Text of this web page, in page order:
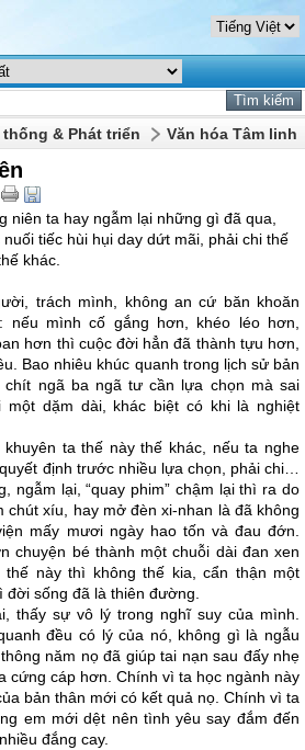
thống & Phát triển Văn hóa Tâm linh
niên ta hay ngẫm lại những gì đã qua,
nuối tiếc hùi hụi day dứt mãi, phải chi thế
khác.
trách mình, không an cứ băn khoăn
nếu mình cố gắng hơn, khéo léo hơn,
hơn thì cuộc đời hẳn đã thành tựu hơn,
Bao nhiêu khúc quanh trong lịch sử bản
chít ngã ba ngã tư cần lựa chọn mà sai
một dặm dài, khác biệt có khi là nghiệt
ta thế này thế khác, nếu ta nghe
định trước nhiều lựa chọn, phải chi…
ngẫm lại, “quay phim” chậm lại thì ra do
chút xíu, hay mở đèn xi-nhan là đã không
mấy mươi ngày hao tốn và đau đớn.
chuyện bé thành một chuỗi dài đan xen
thế này thì không thế kia, cẩn thận một
sống đã là thiên đường.
thấy sự vô lý trong nghĩ suy của mình.
đều có lý của nó, không gì là ngẫu
năm nọ đã giúp tai nạn sau đấy nhẹ
cứng cáp hơn. Chính vì ta học ngành này
bản thân mới có kết quả nọ. Chính vì ta
em mới dệt nên tình yêu say đắm đến
đắng cay.